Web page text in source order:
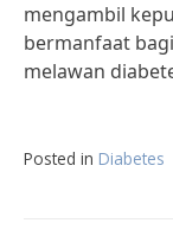
mengambil
bermanfaat
melawan
Posted in Diabetes